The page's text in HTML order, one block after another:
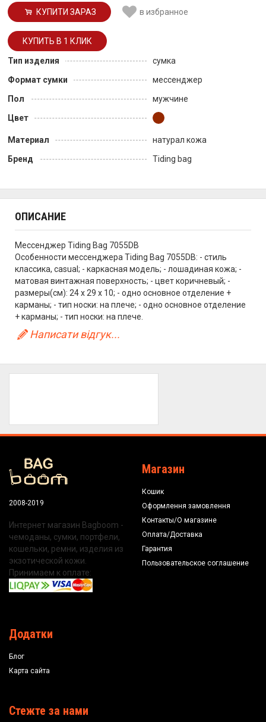
КУПИТИ ЗАРАЗ в избранное
Тип изделия
сумка
Формат сумки
мессенджер
Пол
мужчине
Цвет
Материал
натурал кожа
Бренд
Tiding bag
ОПИСАНИЕ
Мессенджер Tiding Bag 7055DB
Особенности мессенджера Tiding Bag 7055DB: - стиль
классика, casual; - каркасная модель; - лошадиная кожа; -
матовая винтажная поверхность; - цвет коричневый; -
размеры(см): 24 х 29 х 10; - одно основное отделение +
карманы; - тип носки: на плече; - одно основное отделение
+ карманы; - тип носки: на плече.
Написати відгук...
2008-2019
Интернет магазин Bagboom -
чемоданы, сумки, портфели,
кошельки, ремни, изделия из
экзотической кожи.
Принимаем к оплате:
Магазин
Кошик
Оформлення замовлення
Контакты/О магазине
Оплата/Доставка
Гарантия
Пользовательское соглашение
Додатки
Блог
Карта сайта
Стежте за нами